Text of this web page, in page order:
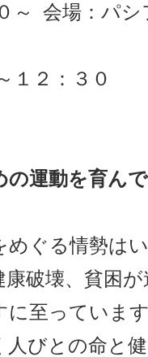
～ 会場：パ
～１２：３０
運動を育ん
めぐる情勢は
破壊、貧困
に至っていま
人びとの命と